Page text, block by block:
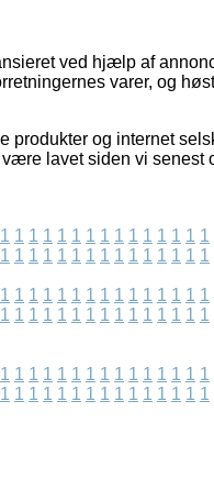
ved hjælp af
varer, og
produkter og internet
lavet siden vi senest
1 1 1 1 1 1 1 1 1 1 1 1 1 1 1
1 1 1 1 1 1 1 1 1 1 1 1 1 1 1
1 1 1 1 1 1 1 1 1 1 1 1 1 1 1
1 1 1 1 1 1 1 1 1 1 1 1 1 1 1
1 1 1 1 1 1 1 1 1 1 1 1 1 1 1
1 1 1 1 1 1 1 1 1 1 1 1 1 1 1